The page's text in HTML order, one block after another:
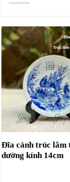
Đĩa cảnh trúc lâm
dường kính 14cm